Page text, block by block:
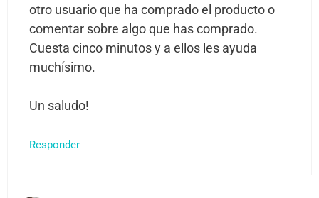
otro usuario que ha comprado el producto o
comentar sobre algo que has comprado.
Cuesta cinco minutos y a ellos les ayuda
muchísimo.
Un saludo!
Responder